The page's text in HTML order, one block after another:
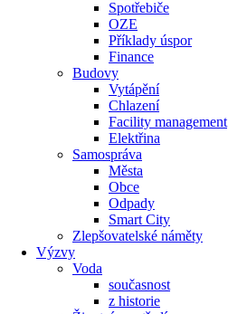
Spotřebiče
OZE
Příklady úspor
Finance
Budovy
Vytápění
Chlazení
Facility management
Elektřina
Samospráva
Města
Obce
Odpady
Smart City
Zlepšovatelské náměty
Výzvy
Voda
současnost
z historie